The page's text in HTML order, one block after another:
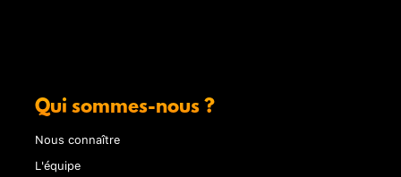
Qui sommes-nous ?
Nous connaître
L'équipe